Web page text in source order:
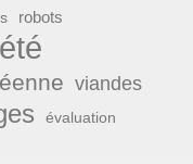
robots
viandes
évaluation